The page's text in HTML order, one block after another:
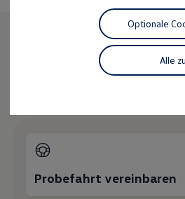
Lifestyle Shop
T-Roc Kollektion
Golf Kollektion
ID. Kollektion
Volkswagen
R-Kollektion
Service und Ersatzteile
Inspektion und HU/
Wie
Probefahrt vereinbaren
Alle
Optionale